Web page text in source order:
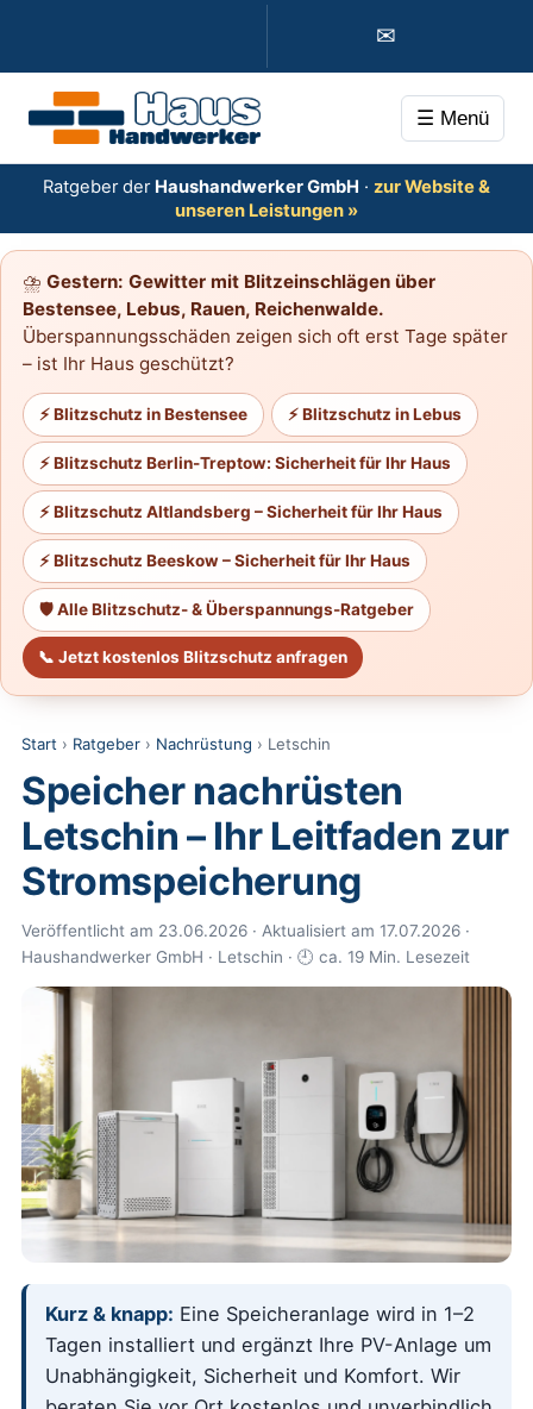
✉
☰ Menü
Ratgeber der Haushandwerker GmbH · zur Website &
unseren Leistungen »
⛈️ Gestern: Gewitter mit Blitzeinschlägen über
Bestensee, Lebus, Rauen, Reichenwalde.
Überspannungsschäden zeigen sich oft erst Tage später
– ist Ihr Haus geschützt?
⚡ Blitzschutz in Bestensee ⚡ Blitzschutz in Lebus
⚡ Blitzschutz Berlin-Treptow: Sicherheit für Ihr Haus
⚡ Blitzschutz Altlandsberg – Sicherheit für Ihr Haus
⚡ Blitzschutz Beeskow – Sicherheit für Ihr Haus
🛡️ Alle Blitzschutz- & Überspannungs-Ratgeber
📞 Jetzt kostenlos Blitzschutz anfragen
Start › Ratgeber › Nachrüstung › Letschin
Speicher nachrüsten
Letschin – Ihr Leitfaden zur
Stromspeicherung
Veröffentlicht am 23.06.2026 · Aktualisiert am 17.07.2026 ·
Haushandwerker GmbH · Letschin · 🕘 ca. 19 Min. Lesezeit
Kurz & knapp: Eine Speicheranlage wird in 1–2
Tagen installiert und ergänzt Ihre PV-Anlage um
Unabhängigkeit, Sicherheit und Komfort. Wir